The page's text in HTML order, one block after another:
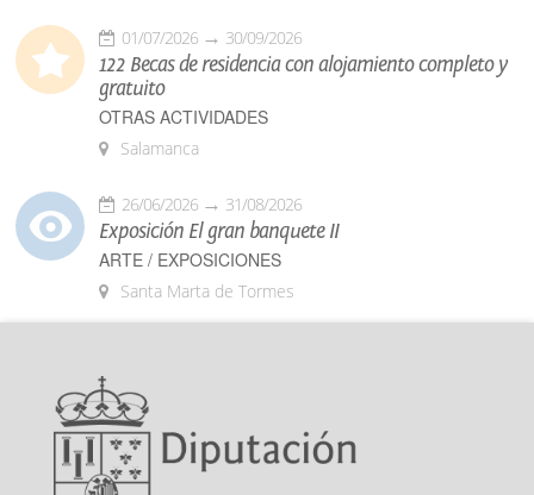
01/07/2026 30/09/2026
122 Becas de residencia con alojamiento completo y
gratuito
OTRAS ACTIVIDADES
Salamanca
26/06/2026 31/08/2026
Exposición El gran banquete II
ARTE / EXPOSICIONES
Santa Marta de Tormes